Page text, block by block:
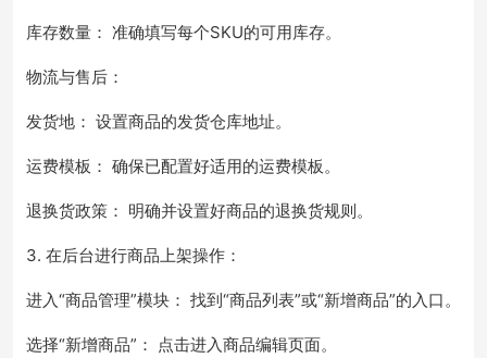
库存数量： 准确填写每个SKU的可用库存。
物流与售后：
发货地： 设置商品的发货仓库地址。
运费模板： 确保已配置好适用的运费模板。
退换货政策： 明确并设置好商品的退换货规则。
3. 在后台进行商品上架操作：
进入“商品管理”模块： 找到“商品列表”或“新增商品”的入口。
选择“新增商品”： 点击进入商品编辑页面。